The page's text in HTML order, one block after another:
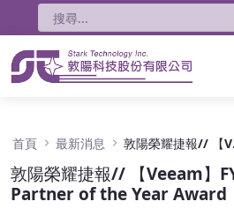
首頁 最新消息 敦陽榮
敦陽榮耀捷報// 【Veeam】
Partner of the Year Award